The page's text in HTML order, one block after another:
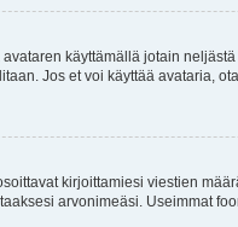
käyttämällä jotain
Jos et voi käyttää avataria,
kirjoittamiesi viestien
arvonimeäsi. Useimmat